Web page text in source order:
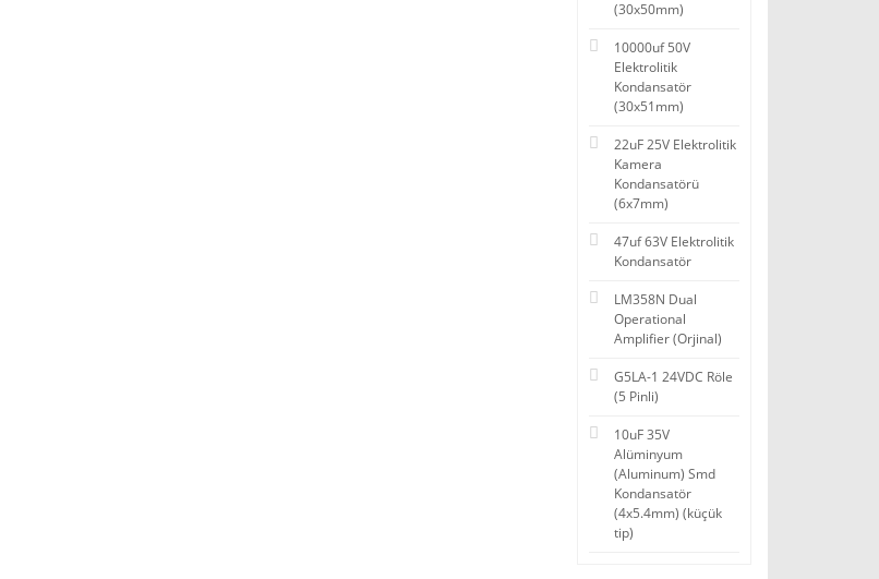
(30x50mm)
10000uf 50V
Elektrolitik
Kondansatör
(30x51mm)
22uF 25V Elektrolitik
Kamera
Kondansatörü
(6x7mm)
47uf 63V Elektrolitik
Kondansatör
LM358N Dual
Operational
Amplifier (Orjinal)
G5LA-1 24VDC Röle
(5 Pinli)
10uF 35V
Alüminyum
(Aluminum) Smd
Kondansatör
(4x5.4mm) (küçük
tip)